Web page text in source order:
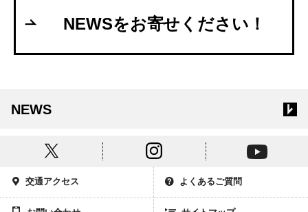
NEWSをお寄せください！
NEWS
交通アクセス よくあるご質問